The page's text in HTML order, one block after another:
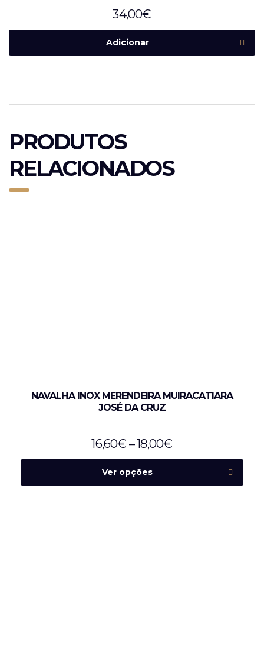
34,00€
Adicionar
PRODUTOS
RELACIONADOS
NAVALHA INOX MERENDEIRA MUIRACATIARA
JOSÉ DA CRUZ
16,60€ –18,00€
Ver opções